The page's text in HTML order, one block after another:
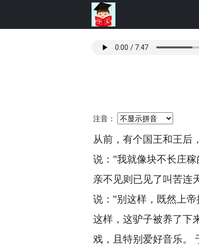
注音：
从前， 有个国王和王后，
说："我就像块不长庄稼
亲不见则已见了叫苦连
说："别这样， 既然上帝
这样， 这驴子被养了下
戏， 且特别爱好音乐。